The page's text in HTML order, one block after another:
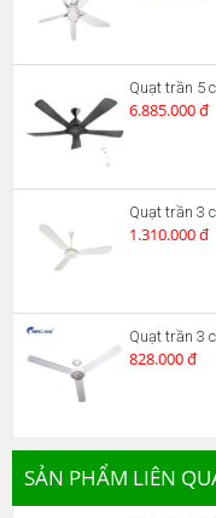
Quạt trần 5
6.885.000 đ
Quạt trần 3
1.310.000 đ
Quạt trần 3
828.000 đ
SẢN PHẨM LIÊN